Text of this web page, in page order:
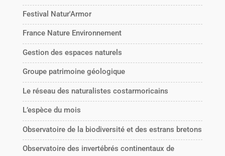
Festival Natur'Armor
France Nature Environnement
Gestion des espaces naturels
Groupe patrimoine géologique
Le réseau des naturalistes costarmoricains
L’espèce du mois
Observatoire de la biodiversité et des estrans bretons
Observatoire des invertébrés continentaux de